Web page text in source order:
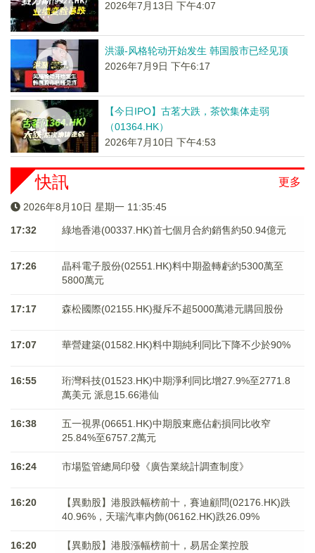
2026年7月13日 下午4:07
洪灏-风格轮动开始发生 韩国股市已经见顶
2026年7月9日 下午6:17
【今日IPO】古茗大跌，茶饮集体走弱
（01364.HK）
2026年7月10日 下午4:53
更多
快訊
2026年8月10日 星期一 11:35:45
17:32 綠地香港(00337.HK)首七個月合約銷售約50.94億元
17:26
晶科電子股份(02551.HK)料中期盈轉虧約5300萬至
5800萬元
17:17 森松國際(02155.HK)擬斥不超5000萬港元購回股份
17:07 華營建築(01582.HK)料中期純利同比下降不少於90%
16:55
珩灣科技(01523.HK)中期淨利同比增27.9%至2771.8
萬美元 派息15.66港仙
16:38
五一視界(06651.HK)中期股東應佔虧損同比收窄
25.84%至6757.2萬元
16:24 市場監管總局印發《廣告業統計調查制度》
16:20
【異動股】港股跌幅榜前十，賽迪顧問(02176.HK)跌
40.96%，天瑞汽車内飾(06162.HK)跌26.09%
16:20
【異動股】港股漲幅榜前十，易居企業控股